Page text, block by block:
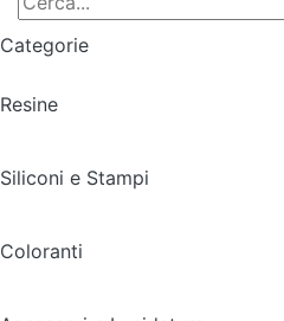
Categorie
Resine
Siliconi e Stampi
Coloranti